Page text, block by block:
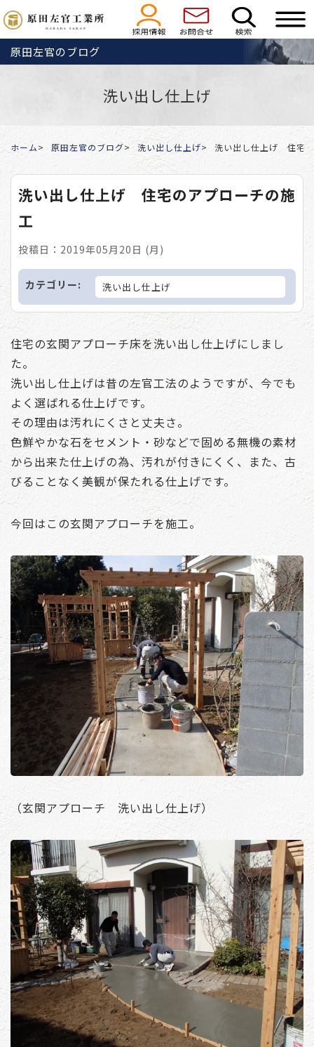
原田左官のブログ
洗い出し仕上げ
ホーム 原田左官のブログ 洗い出し仕上げ 洗い出し仕上げ 住宅
洗い出し仕上げ 住宅のアプローチの施
工
投稿日：2019年05月20日 (月)
カテゴリー: 洗い出し仕上げ
住宅の玄関アプローチ床を洗い出し仕上げにしまし
た。
洗い出し仕上げは昔の左官工法のようですが、今でも
よく選ばれる仕上げです。
その理由は汚れにくさと丈夫さ。
色鮮やかな石をセメント・砂などで固める無機の素材
から出来た仕上げの為、汚れが付きにくく、また、古
びることなく美観が保たれる仕上げです。
今回はこの玄関アプローチを施工。
（玄関アプローチ 洗い出し仕上げ）